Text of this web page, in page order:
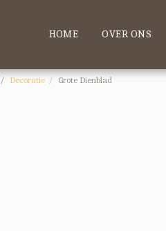
HOME OVER ONS
Decoratie Grote Dienblad